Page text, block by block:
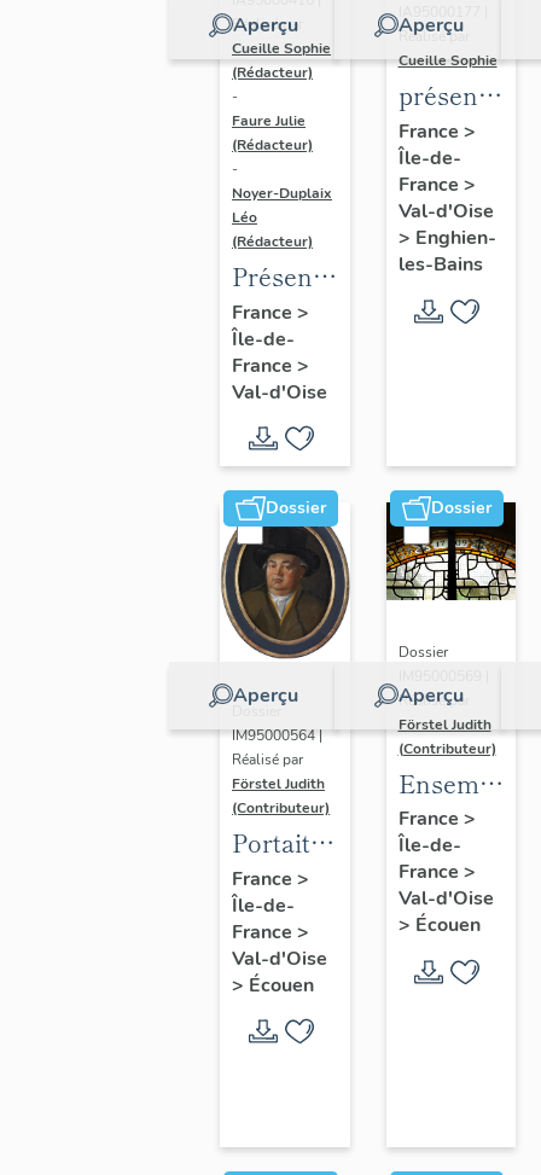
Aperçu
Réalisé par
Cueille Sophie
(Rédacteur)
-
Faure Julie
(Rédacteur)
-
Noyer-Duplaix
Léo
(Rédacteur)
Présentation
de
l'étude
du
de
l'agglomération
de
Cergy-
Pontoise
France >
Île-de-
France >
Val-d'Oise
Aperçu
Réalisé par
Cueille Sophie
de
l'étude
du
patrimoine
d'Enghien-
Les-
Bains
France >
Île-de-
France >
Val-d'Oise
> Enghien-
les-Bains
Dossier
Aperçu
Dossier
IM95000564 |
Réalisé par
Förstel Judith
(Contributeur)
Portait
d'homme
en
médaillon
ovale.
France >
Île-de-
France >
Val-d'Oise
> Écouen
Dossier
Aperçu
Dossier
Réalisé par
Förstel Judith
(Contributeur)
Ensemble
des
verrières
du
XVIIIe
siècle
France >
Île-de-
France >
Val-d'Oise
> Écouen